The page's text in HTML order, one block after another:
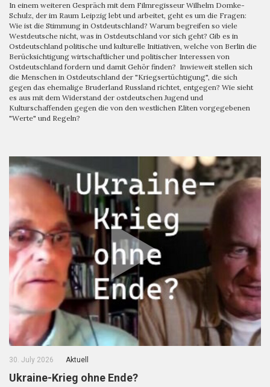
In einem weiteren Gespräch mit dem Filmregisseur Wilhelm Domke-
Schulz, der im Raum Leipzig lebt und arbeitet, geht es um die Fragen:
Wie ist die Stimmung in Ostdeutschland? Warum begreifen so viele
Westdeutsche nicht, was in Ostdeutschland vor sich geht? Gib es in
Ostdeutschland politische und kulturelle Initiativen, welche von Berlin die
Berücksichtigung wirtschaftlicher und politischer Interessen von
Ostdeutschland fordern und damit Gehör finden? Inwieweit stellen sich
die Menschen in Ostdeutschland der "Kriegsertüchtigung", die sich
gegen das ehemalige Bruderland Russland richtet, entgegen? Wie sieht
es aus mit dem Widerstand der ostdeutschen Jugend und
Kulturschaffenden gegen die von den westlichen Eliten vorgegebenen
"Werte" und Regeln?
30. July 2026 Aktuell
Ukraine-Krieg ohne Ende?